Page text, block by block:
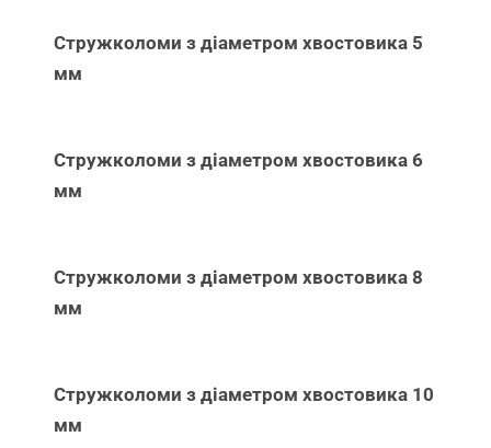
Стружколоми з діаметром хвостовика 5
мм
Стружколоми з діаметром хвостовика 6
мм
Стружколоми з діаметром хвостовика 8
мм
Стружколоми з діаметром хвостовика 10
мм